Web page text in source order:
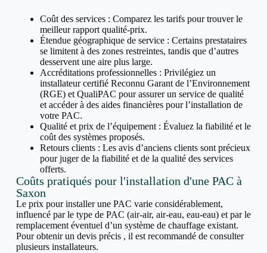
Coût des services : Comparez les tarifs pour trouver le
meilleur rapport qualité-prix.
Étendue géographique de service : Certains prestataires
se limitent à des zones restreintes, tandis que d’autres
desservent une aire plus large.
Accréditations professionnelles : Privilégiez un
installateur certifié Reconnu Garant de l’Environnement
(RGE) et QualiPAC pour assurer un service de qualité
et accéder à des aides financières pour l’installation de
votre PAC.
Qualité et prix de l’équipement : Évaluez la fiabilité et le
coût des systèmes proposés.
Retours clients : Les avis d’anciens clients sont précieux
pour juger de la fiabilité et de la qualité des services
offerts.
Coûts pratiqués pour l'installation d'une PAC à
Saxon
Le prix pour installer une PAC varie considérablement,
influencé par le type de PAC (air-air, air-eau, eau-eau) et par le
remplacement éventuel d’un système de chauffage existant.
Pour obtenir un devis précis , il est recommandé de consulter
plusieurs installateurs.